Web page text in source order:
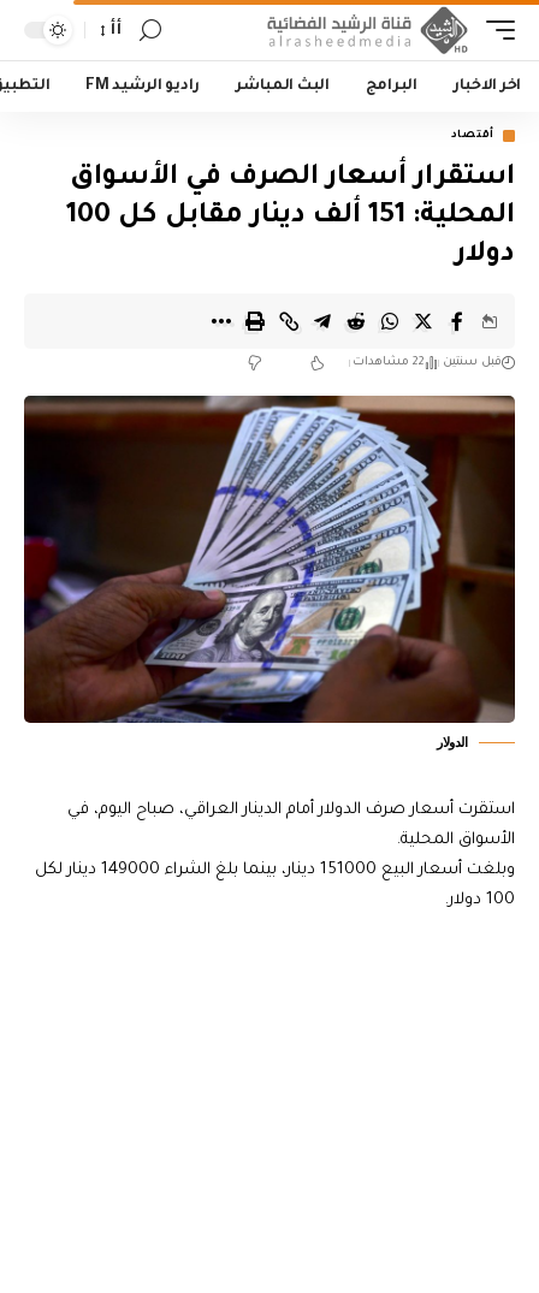
أأ
اخر الاخبار البرامج البث المباشر راديو الرشيد FM
أقتصاد
استقرار أسعار الصرف في الأسواق
المحلية: 151 ألف دينار مقابل كل 100
دولار
قبل سنتين 22 مشاهدات
الدولار
استقرت أسعار صرف الدولار أمام الدينار العراقي، صباح اليوم، في
الأسواق المحلية.
وبلغت أسعار البيع 151000 دينار، بينما بلغ الشراء 149000 دينار لكل
100 دولار.